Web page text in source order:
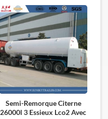
Semi-Remorque Citerne
26000l 3 Essieux Lco2 Avec